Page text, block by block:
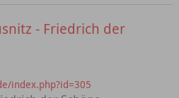
- Friedrich der
index.php?id=305